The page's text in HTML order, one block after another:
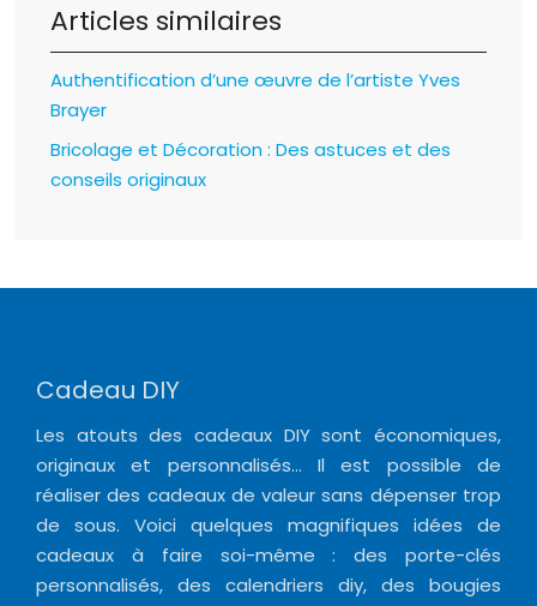
Articles similaires
Authentification d’une œuvre de l’artiste Yves
Brayer
Bricolage et Décoration : Des astuces et des
conseils originaux
Cadeau DIY
Les atouts des cadeaux DIY sont économiques,
originaux et personnalisés… Il est possible de
réaliser des cadeaux de valeur sans dépenser trop
de sous. Voici quelques magnifiques idées de
cadeaux à faire soi-même : des porte-clés
personnalisés, des calendriers diy, des bougies